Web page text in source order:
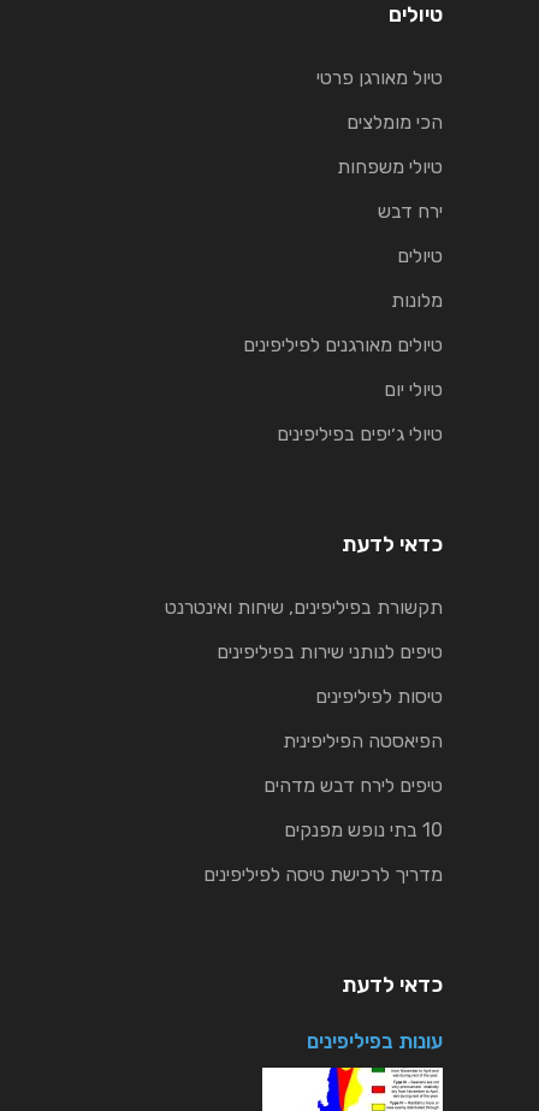
טיולים
טיול מאורגן פרטי
הכי מומלצים
טיולי משפחות
ירח דבש
טיולים
מלונות
טיולים מאורגנים לפיליפינים
טיולי יום
טיולי ג׳יפים בפיליפינים
כדאי לדעת
תקשורת בפיליפינים, שיחות ואינטרנט
טיפים לנותני שירות בפיליפינים
טיסות לפיליפינים
הפיאסטה הפיליפינית
טיפים לירח דבש מדהים
10 בתי נופש מפנקים
מדריך לרכישת טיסה לפיליפינים
כדאי לדעת
עונות בפיליפינים